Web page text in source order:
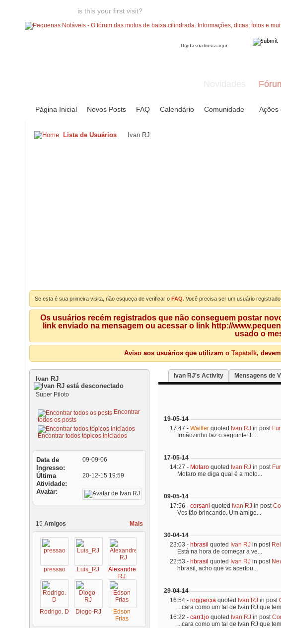
is this your first visit?
Página Inicial Novos Posts FAQ Calendário Comunidade Ações
Lista de Usuários Ivan RJ
Se esta é sua primeira visita, não esqueça de verificar o FAQ . Você precisa ser um usuário
Os usuários recém registrados que não conseguem postar
link enviado na mensagem ou acessar o link http://
usado o
Aviso aos usuários que utilizam o Tapatalk,
Ivan RJ
Super Piloto
Encontrar
todos os posts
Encontrar todos tópicos iniciados
Data de
Ingresso
09-09-06
Última
Atividade
20-12-15 19:59
Avatar
Mais
15 Amigos
pressao Luis_RJ
Alexandre
RJ
Rodrigo. D Diogo-RJ
Edson
Frias
Ivan RJ's Activity Mensagens de
19-05-14
17:47 - Wailler quoted Ivan RJ in post
Irmãozinho faz o seguinte: L...
17-05-14
14:27 - Motaro quoted Ivan RJ in post
Motaro me diga qual é a moto...
09-05-14
17:56 - corsani quoted Ivan RJ in post
Vcs tão brincando. Um amigo...
30-04-14
23:03 - hbrasil quoted Ivan RJ in post
Está na hora de começar a ve...
22:53 - hbrasil quoted Ivan RJ in post
hbrasil, acho que vc acertou...
29-04-14
16:54 - roggarcia quoted Ivan RJ in post
...cara como um tal de Ivan RJ que
16:22 - carr1jo quoted Ivan RJ in post
...cara como um tal de Ivan RJ que